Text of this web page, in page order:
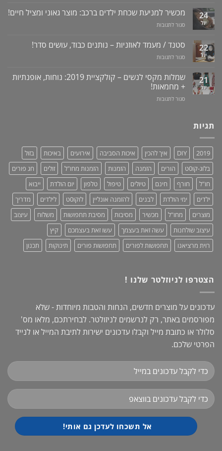
עששת,
ונסיגת
לדעת!
טבעי
/
זיקפה
תערובת
צמחים
באתר
וידאו
24
יול
מכשיר למניעת שכחת ילדים ברכב: מוצר גאוני ומציל חיים!
סגור לתגובות
שכחת
ילדים
מוצר
גאוני
ומציל
חיים!
22
יול
סטנד / מעמד לאוזניות – נותנים כבוד, עושים סדר!
סגור לתגובות
מעמד
לאוזניות
21
יול
שמלות מקסי לנשים – קולקציית 2019: נוחות, אופנתיות
+ מחמאות!
סגור לתגובות
2019:
נוחות,
אופנתיות
+
מחמאות!
תגיות
2019
DIY איך להכין איכות הסביבה אירועים באיכות
בזול
בלוג-קו0ט
הורים הזמנה הזמנות הזמנות מחו"ל זולים
חג פורים
חו"ל
חורף חינם טיולים טיפול טלפון יום הולדת
ייבוא
ילדים
ימי הולדת לבנים להזמנה אונליין לוקו0ט לילדים
מדריך
מוצרים
מחו"ל מכשיר מסיבות מסיבת תחפושות משלוח
עיצוב
עיצוב שולחנות
עשה זאת בעצמך עשו זאת בעצמכם
קיץ
רוית מרציאנו
תחפושות לפורים תחפושות פורים תינוקות תכנון
הצטרפו לניוזלטר שלנו !
עדכונים על מוצרים חדשים, הנחות והטבות מיוחדות - שלא
מפורסמים באתר, רק לנרשמים לניזולטר. לבחירתכם, מלאו מס'
סלולר או כתובת מייל וקבלו עדכונים ישירות לתיבת המייל או לנייד
הפרטי שלכם.